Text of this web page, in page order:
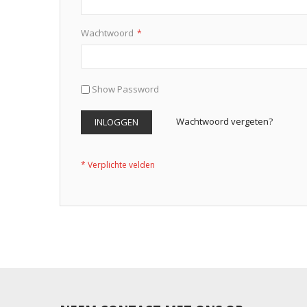
Wachtwoord
Show Password
INLOGGEN Wachtwoord vergeten?